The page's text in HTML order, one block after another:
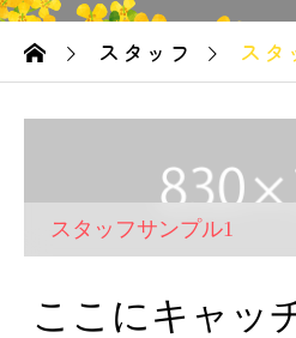
ム
スタッフ スタ
スタッフサンプル1
ここにキャッ